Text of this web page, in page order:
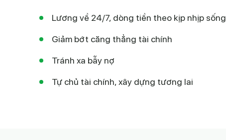
Lương về 24/7, dòng tiền theo kịp nhịp sống
Giảm bớt căng thẳng tài chính
Tránh xa bẫy nợ
Tự chủ tài chính, xây dựng tương lai